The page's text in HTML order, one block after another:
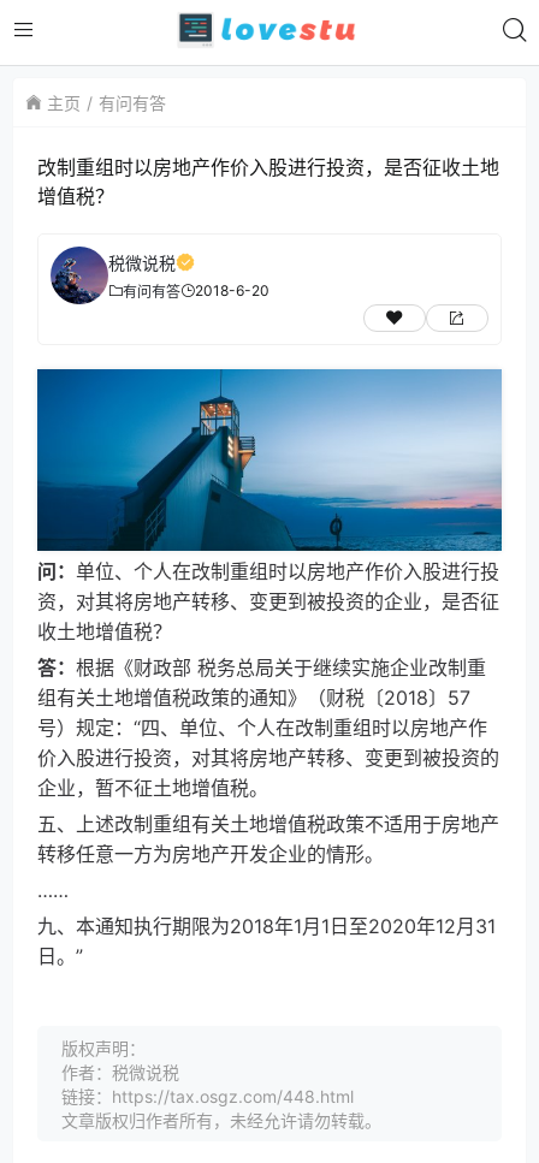
主页 有问有答
改制重组时以房地产作价入股进行投资，是否征收土地
增值税？
税微说税
有问有答 2018-6-20
问： 单位、个人在改制重组时以房地产作价入股进行投
资，对其将房地产转移、变更到被投资的企业，是否征
收土地增值税？
答： 根据《财政部 税务总局关于继续实施企业改制重
组有关土地增值税政策的通知》（财税〔2018〕57
号）规定：“四、单位、个人在改制重组时以房地产作
价入股进行投资，对其将房地产转移、变更到被投资的
企业，暂不征土地增值税。
五、上述改制重组有关土地增值税政策不适用于房地产
转移任意一方为房地产开发企业的情形。
……
九、本通知执行期限为2018年1月1日至2020年12月31
日。”
版权声明：
作者：税微说税
链接：https://tax.osgz.com/448.html
文章版权归作者所有，未经允许请勿转载。